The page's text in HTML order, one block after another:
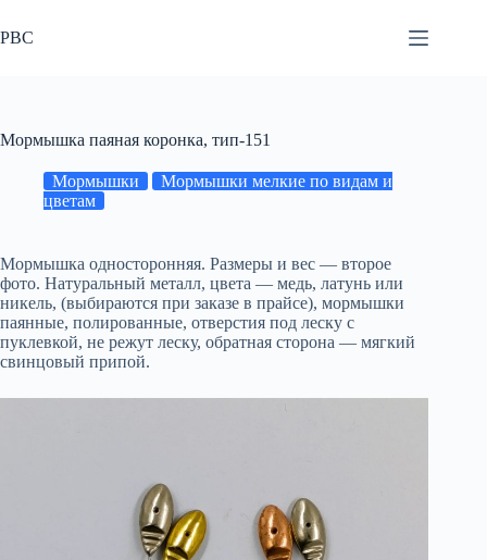
к
сути
РВС
Мормышка паяная коронка, тип-151
Мормышки
Мормышки мелкие по видам и
цветам
Мормышка односторонняя. Размеры и вес — второе
фото. Натуральный металл, цвета — медь, латунь или
никель, (выбираются при заказе в прайсе), мормышки
паянные, полированные, отверстия под леску с
пуклевкой, не режут леску, обратная сторона — мягкий
свинцовый припой.